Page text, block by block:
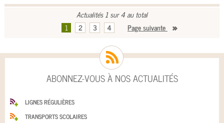
Actualités 1 sur 4 au total
1
2 3 4 Page suivante
ABONNEZ-VOUS À NOS ACTUALITÉS
LIGNES RÉGULIÈRES
TRANSPORTS SCOLAIRES